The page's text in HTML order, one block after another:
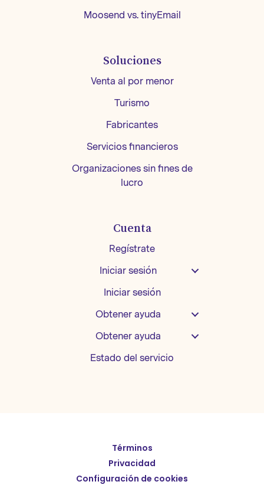
Moosend vs. tinyEmail
Soluciones
Venta al por menor
Turismo
Fabricantes
Servicios financieros
Organizaciones sin fines de
lucro
Cuenta
Regístrate
Iniciar sesión
Iniciar sesión
Obtener ayuda
Obtener ayuda
Estado del servicio
Términos
Privacidad
Configuración de cookies
English
Deutsch